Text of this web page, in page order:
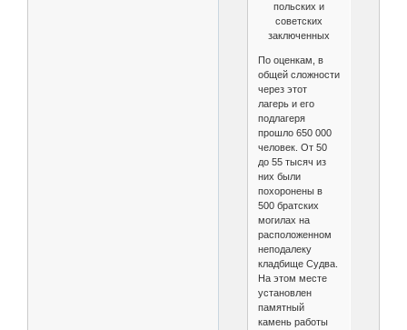
польских и
советских
заключенных
По оценкам, в
общей сложности
через этот
лагерь и его
подлагеря
прошло 650 000
человек. От 50
до 55 тысяч из
них были
похоронены в
500 братских
могилах на
расположенном
неподалеку
кладбище Судва.
На этом месте
установлен
памятный
камень работы